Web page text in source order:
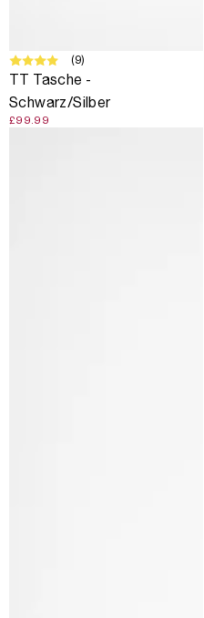
AUSVERKAUFT
(9)
TT Tasche -
Schwarz/Silber
£99.99